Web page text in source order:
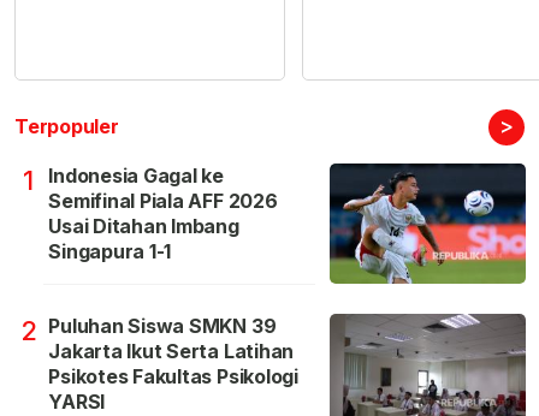
Terpopuler >
1
Indonesia Gagal ke
Semifinal Piala AFF 2026
Usai Ditahan Imbang
Singapura 1-1
2 Puluhan Siswa SMKN 39
Jakarta Ikut Serta Latihan
Psikotes Fakultas Psikologi
YARSI